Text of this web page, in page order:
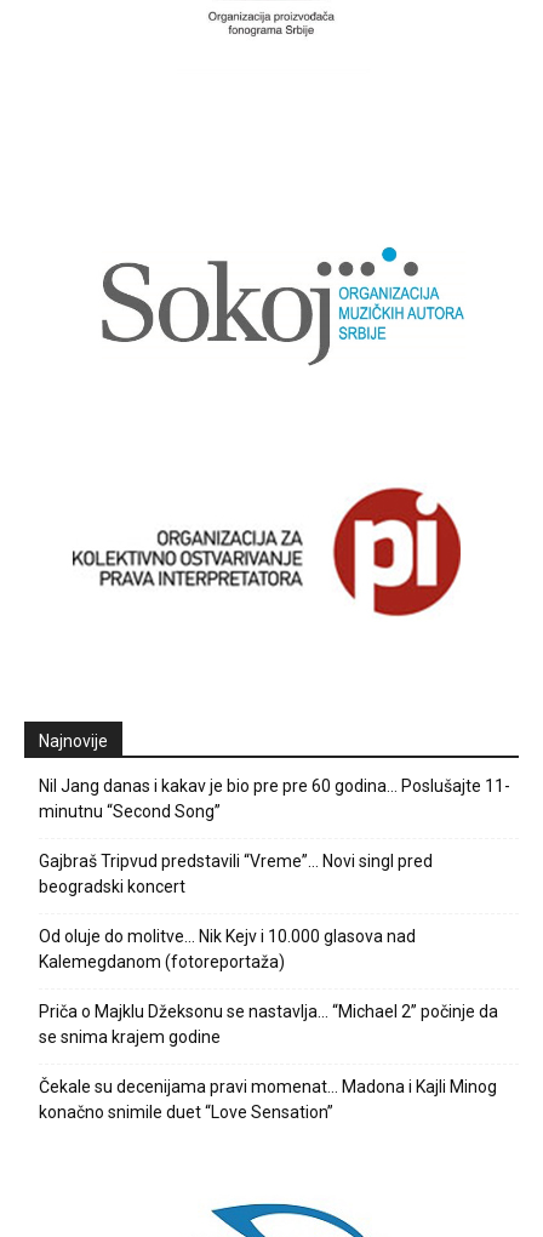
Najnovije
Nil Jang danas i kakav je bio pre pre 60 godina… Poslušajte 11-
minutnu “Second Song”
Gajbraš Tripvud predstavili “Vreme”… Novi singl pred
beogradski koncert
Od oluje do molitve… Nik Kejv i 10.000 glasova nad
Kalemegdanom (fotoreportaža)
Priča o Majklu Džeksonu se nastavlja… “Michael 2” počinje da
se snima krajem godine
Čekale su decenijama pravi momenat… Madona i Kajli Minog
konačno snimile duet “Love Sensation”